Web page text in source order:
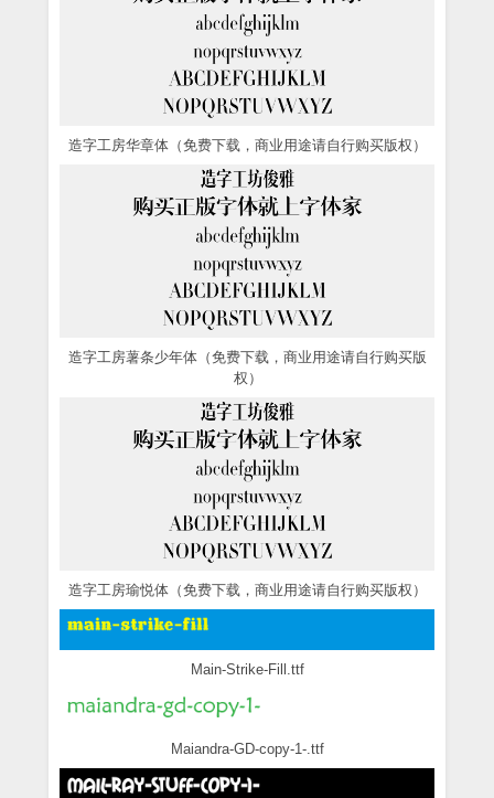
造字工房华章体（免费下载，商业用途请自行购买版权）
造字工房薯条少年体（免费下载，商业用途请自行购买版
权）
造字工房瑜悦体（免费下载，商业用途请自行购买版权）
Main-Strike-Fill.ttf
Maiandra-GD-copy-1-.ttf